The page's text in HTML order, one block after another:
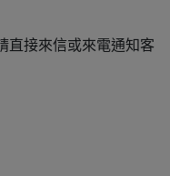
直接來信或來電通知客